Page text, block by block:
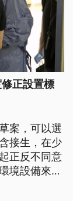
正設置標
案，可以選
接生，在少
正反不同意
境設備來規